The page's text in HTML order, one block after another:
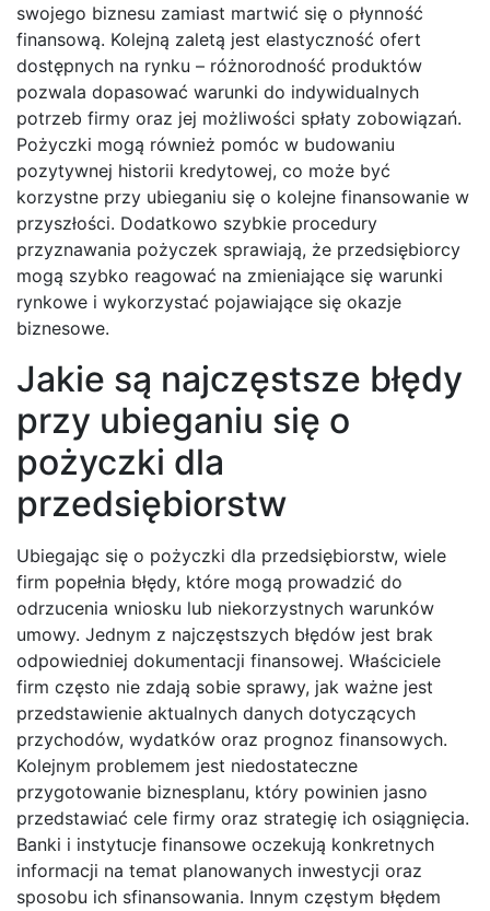
swojego biznesu zamiast martwić się o płynność
finansową. Kolejną zaletą jest elastyczność ofert
dostępnych na rynku – różnorodność produktów
pozwala dopasować warunki do indywidualnych
potrzeb firmy oraz jej możliwości spłaty zobowiązań.
Pożyczki mogą również pomóc w budowaniu
pozytywnej historii kredytowej, co może być
korzystne przy ubieganiu się o kolejne finansowanie w
przyszłości. Dodatkowo szybkie procedury
przyznawania pożyczek sprawiają, że przedsiębiorcy
mogą szybko reagować na zmieniające się warunki
rynkowe i wykorzystać pojawiające się okazje
biznesowe.
Jakie są najczęstsze błędy
przy ubieganiu się o
pożyczki dla
przedsiębiorstw
Ubiegając się o pożyczki dla przedsiębiorstw, wiele
firm popełnia błędy, które mogą prowadzić do
odrzucenia wniosku lub niekorzystnych warunków
umowy. Jednym z najczęstszych błędów jest brak
odpowiedniej dokumentacji finansowej. Właściciele
firm często nie zdają sobie sprawy, jak ważne jest
przedstawienie aktualnych danych dotyczących
przychodów, wydatków oraz prognoz finansowych.
Kolejnym problemem jest niedostateczne
przygotowanie biznesplanu, który powinien jasno
przedstawiać cele firmy oraz strategię ich osiągnięcia.
Banki i instytucje finansowe oczekują konkretnych
informacji na temat planowanych inwestycji oraz
sposobu ich sfinansowania. Innym częstym błędem